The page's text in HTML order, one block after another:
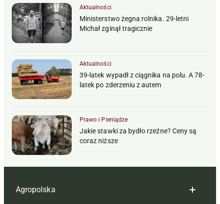
Aktualności
Ministerstwo żegna rolnika. 29-letni
Michał zginął tragicznie
Aktualności
39-latek wypadł z ciągnika na polu. A 78-
latek po zderzeniu z autem
Prawo i Pieniądze
Jakie stawki za bydło rzeźne? Ceny są
coraz niższe
Agropolska